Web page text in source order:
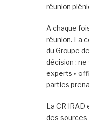
réunion
A chaque
réunion. La
du Groupe
décision :
experts «
parties
La CRIIRAD
des sources